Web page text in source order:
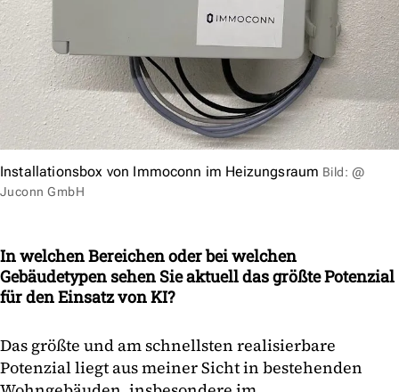
Installationsbox von Immoconn im Heizungsraum Bild: @
Juconn GmbH
In welchen Bereichen oder bei welchen
Gebäudetypen sehen Sie aktuell das größte Potenzial
für den Einsatz von KI?
Das größte und am schnellsten realisierbare
Potenzial liegt aus meiner Sicht in bestehenden